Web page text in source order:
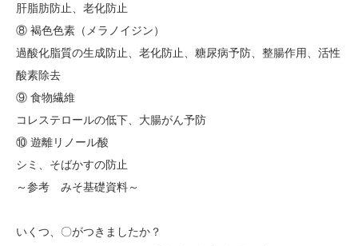
肝脂肪防止、老化防止
⑧ 褐色色素（メラノイジン）
過酸化脂質の生成防止、老化防止、糖尿病予防、整腸作用、活性
酸素除去
⑨ 食物繊維
コレステロールの低下、大腸がん予防
⑩ 遊離リノール酸
シミ、そばかすの防止
～参考 みそ基礎資料～
いくつ、〇がつきましたか？